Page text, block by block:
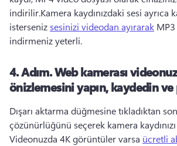
indirilir.Kamera kaydınızdaki sesi ayrıca
isterseniz sesinizi videodan ayırarak
indirmeniz yeterli.
4. Adım.Web kamerası
önizlemesini yapın, kaydedin ve
Dışarı aktarma düğmesine tıkladıktan
Videonuzda 4K görüntüler varsa ücretli